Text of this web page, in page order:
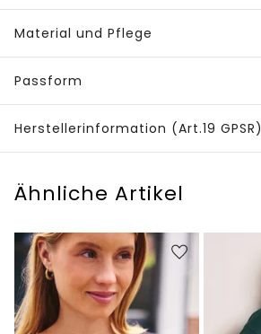
Material und Pflege
Passform
Herstellerinformation (Art.19 GPSR)
Ähnliche Artikel